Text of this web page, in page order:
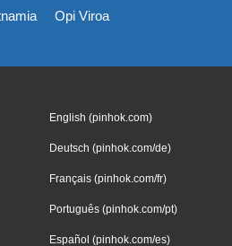
Opi Viroa
English (pinhok.com)
Deutsch (pinhok.com/de)
Français (pinhok.com/fr)
Português (pinhok.com/pt)
Español (pinhok.com/es)